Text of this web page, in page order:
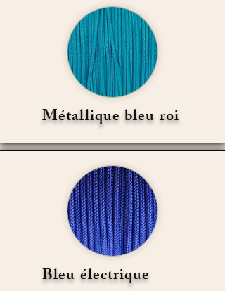
Métallique bleu roi
Bleu électrique